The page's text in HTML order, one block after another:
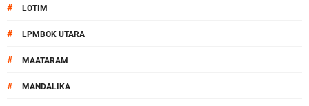
# LOTIM
# LPMBOK UTARA
# MAATARAM
# MANDALIKA